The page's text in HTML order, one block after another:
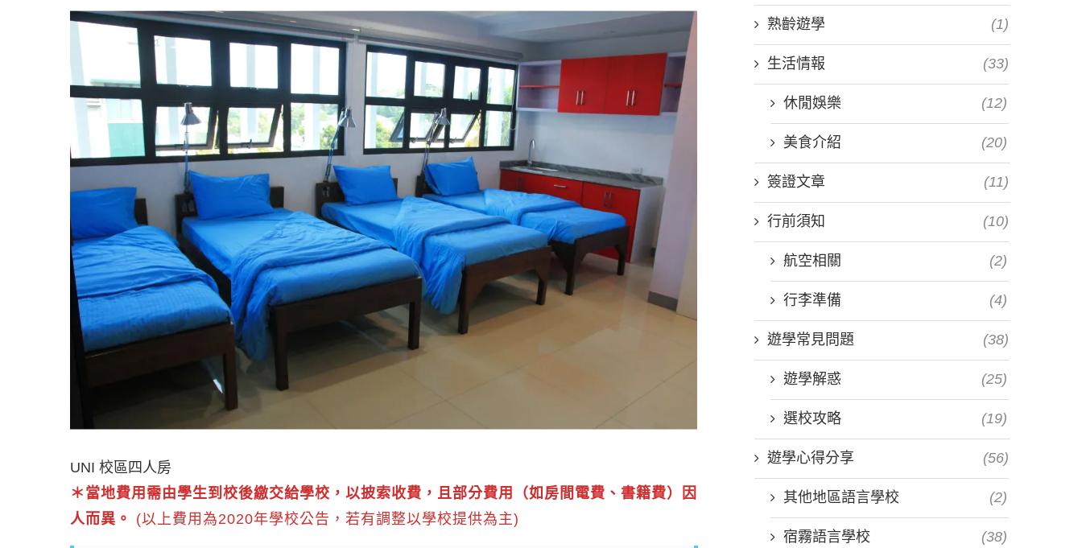
UNI 校區四人房
＊當地費用需由學生到校後繳交給學校，以披索收費，且部分費用（如房間電費、書籍費）因
人而異。 (以上費用為2020年學校公告，若有調整以學校提供為主)
熟齡遊學 (1)
生活情報 (33)
休閒娛樂 (12)
美食介紹 (20)
簽證文章 (11)
行前須知 (10)
航空相關 (2)
行李準備 (4)
遊學常見問題 (38)
遊學解惑 (25)
選校攻略 (19)
遊學心得分享 (56)
其他地區語言學校 (2)
宿霧語言學校 (38)